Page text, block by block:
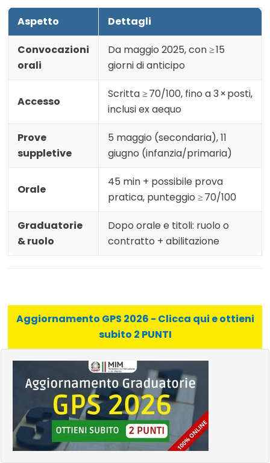
Aspetto Dettagli
Convocazioni
orali
Da maggio 2025, con ≥ 15
giorni di anticipo
Accesso
Scritta ≥ 70/100, fino a 3 × posti,
inclusi ex aequo
Prove
suppletive
5 maggio (secondaria), 11
giugno (infanzia/primaria)
Orale
45 min + possibile prova
pratica, punteggio ≥ 70/100
Graduatorie
& ruolo
Dopo orale e titoli: ruolo o
contratto + abilitazione
Aggiornamento GPS 2026 - Clicca qui e ottieni
subito 2 PUNTI